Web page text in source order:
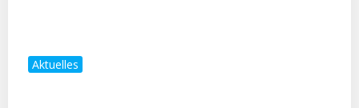
Aktuelles